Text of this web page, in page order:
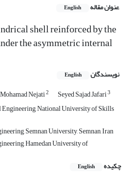
عنوان مقاله English
shell reinforced by the
the asymmetric internal
نویسندگان English
Mohamad Nejati2 Seyed Sajad Jafari3
National University of Skills
Semnan University, Semnan, Iran
Hamedan University of
چکیده
English